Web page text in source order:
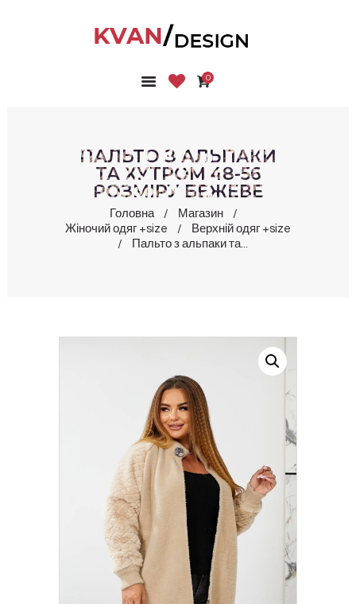
0
ПАЛЬТО З АЛЬПАКИ
ТА ХУТРОМ 48-56
РОЗМІРУ БЕЖЕВЕ
Головна
Магазин
Жіночий одяг +size
Верхній одяг +size
Пальто з альпаки та...
ГОЛОВНА
ПРО НАС
БЛОГ
КОНТАКТИ
КАБІНЕТ